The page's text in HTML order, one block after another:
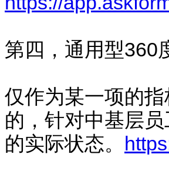
第四，通用型360
仅作为某一项的
的，针对中基层
的实际状态。